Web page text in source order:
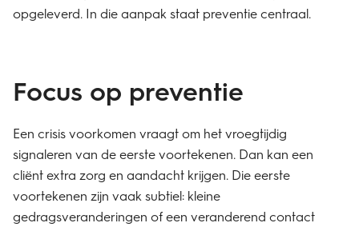
opgeleverd. In die aanpak staat preventie centraal.
Focus op preventie
Een crisis voorkomen vraagt om het vroegtijdig
signaleren van de eerste voortekenen. Dan kan een
cliënt extra zorg en aandacht krijgen. Die eerste
voortekenen zijn vaak subtiel: kleine
gedragsveranderingen of een veranderend contact